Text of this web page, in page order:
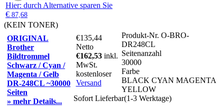
Hier: durch Alternative sparen Sie
€ 87,68
(KEIN TONER)
ORIGINAL
Brother
Bildtrommel
Schwarz / Cyan /
Magenta / Gelb
DR-248CL ~30000
Seiten
» mehr Details...
€135,44
Netto
€162,53 inkl.
MwSt.
kostenloser
Versand
Produkt-Nr. O-BRO-
DR248CL
Seitenanzahl
30000
Farbe
BLACK CYAN MAGENTA
YELLOW
Sofort Lieferbar(1-3 Werktage)